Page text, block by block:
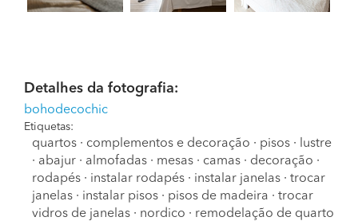
Detalhes da fotografia:
bohodecochic
Etiquetas:
quartos · complementos e decoração · pisos ·
lustre
· abajur · almofadas · mesas · camas · decoração ·
rodapés · instalar rodapés · instalar janelas · trocar
janelas · instalar pisos · pisos de madeira · trocar
vidros de janelas · nordico · remodelação de quarto